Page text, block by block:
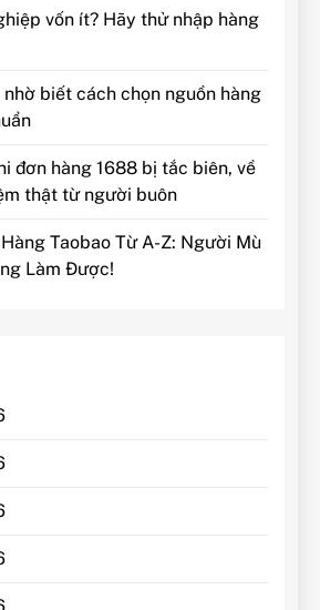
vốn ít? Hãy thử nhập hàng
biết cách chọn nguồn hàng
đơn hàng 1688 bị tắc biên, về
thật từ người buôn
Taobao Từ A-Z: Người Mù
Làm Được!